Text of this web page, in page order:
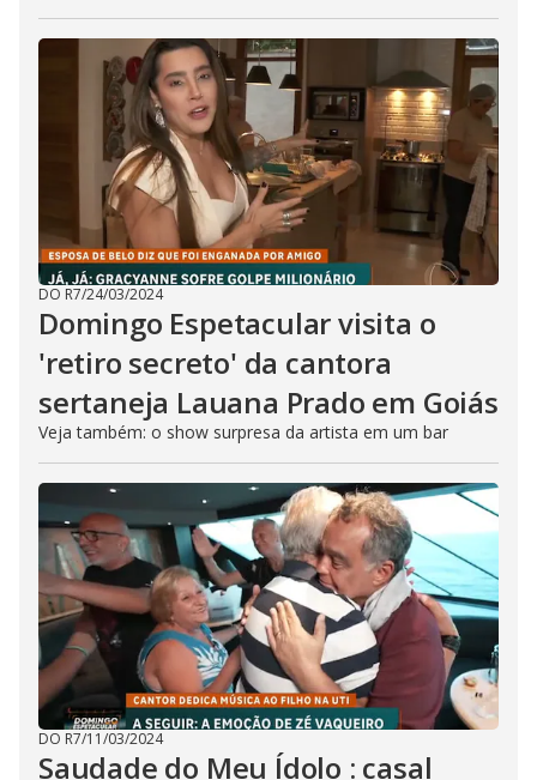
DO R7/24/03/2024
Domingo Espetacular visita o
'retiro secreto' da cantora
sertaneja Lauana Prado em Goiás
Veja também: o show surpresa da artista em um bar
DO R7/11/03/2024
Saudade do Meu Ídolo : casal